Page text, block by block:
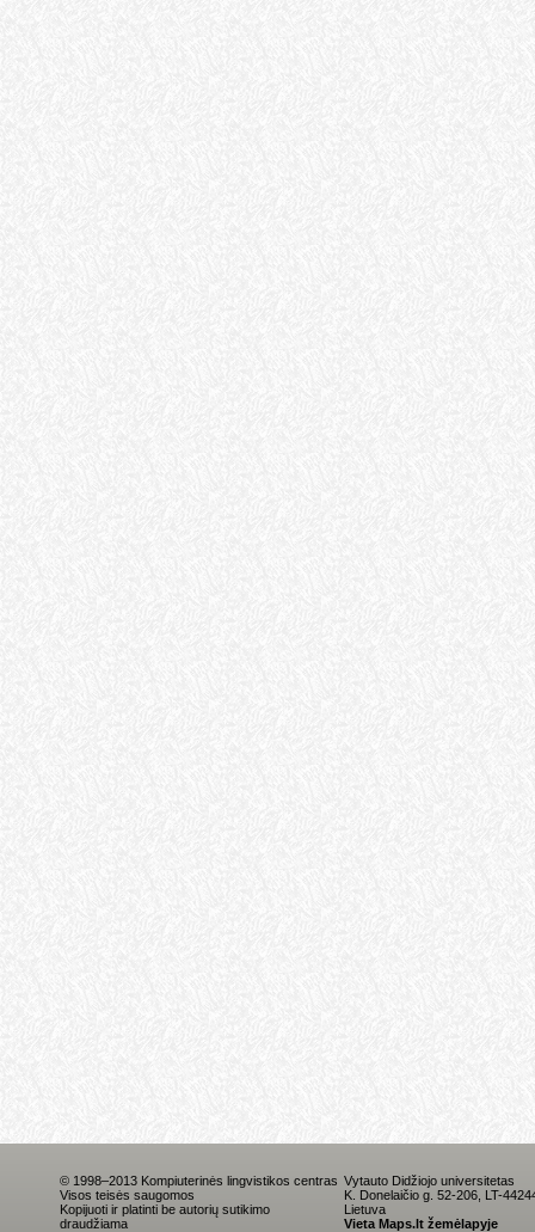
© 1998–2013 Kompiuterinės lingvistikos centras
Visos teisės saugomos
Kopijuoti ir platinti be autorių sutikimo
draudžiama
Vytauto Didžiojo universitetas
K. Donelaičio g. 52-206, LT-
Lietuva
Vieta Maps.lt žemėlapyje